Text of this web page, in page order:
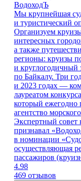
ВодоходЪ
Мы крупнейшая
и туристический
Организуем
интересных
а также
регионы: круизы
и
по Байкалу. Три
и 2023 годах —
лауреатом
который ежегодно
агентство
Экспертный совет
признавал
в номинации
осуществляющая
пассажиров
4.98
469 отзывов